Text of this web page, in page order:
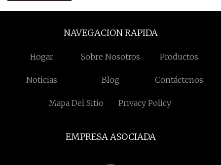
NAVEGACION RAPIDA
Hogar Sobre Nosotros Productos
Noticias Blog Contáctenos
Mapa Del Sitio Privacy Policy
EMPRESA ASOCIADA